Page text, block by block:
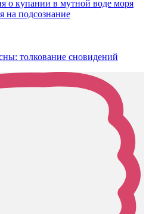
о купании в мутной воде моря
на подсознание
толкование сновидений